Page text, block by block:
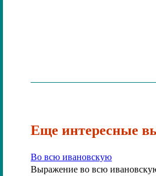
Еще интересные
Во всю ивановскую
Выражение во всю